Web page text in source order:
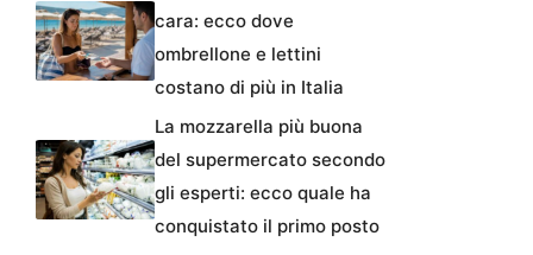
cara: ecco dove
ombrellone e lettini
costano di più in Italia
La mozzarella più buona
del supermercato secondo
gli esperti: ecco quale ha
conquistato il primo posto